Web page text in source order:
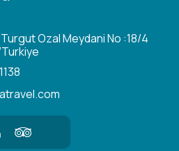
Turgut Ozal Meydani No :18/4